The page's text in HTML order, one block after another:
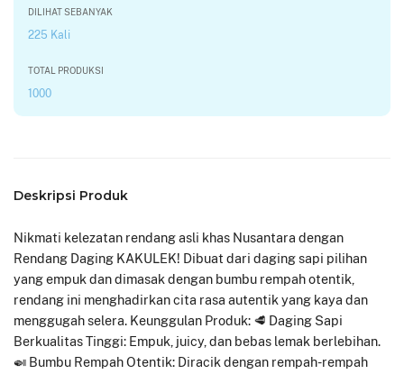
DILIHAT SEBANYAK
225 Kali
TOTAL PRODUKSI
1000
Deskripsi Produk
Nikmati kelezatan rendang asli khas Nusantara dengan
Rendang Daging KAKULEK! Dibuat dari daging sapi pilihan
yang empuk dan dimasak dengan bumbu rempah otentik,
rendang ini menghadirkan cita rasa autentik yang kaya dan
menggugah selera. Keunggulan Produk: 🥩 Daging Sapi
Berkualitas Tinggi: Empuk, juicy, dan bebas lemak berlebihan.
🍛 Bumbu Rempah Otentik: Diracik dengan rempah-rempah